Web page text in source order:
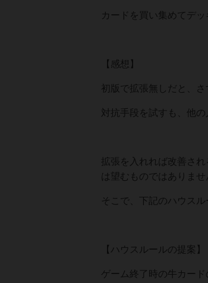
カードを買い集めてデ
【感想】
初版で拡張無しだと、
対抗手段を試すも、他
拡張を入れれば改善さ
は望むものではありま
そこで、下記のハウス
【ハウスルールの提案】
ゲーム終了時の牛カー